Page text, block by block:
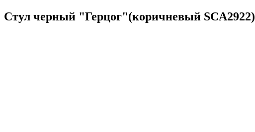
Стул черный "Герцог"(коричневый SCA2922)